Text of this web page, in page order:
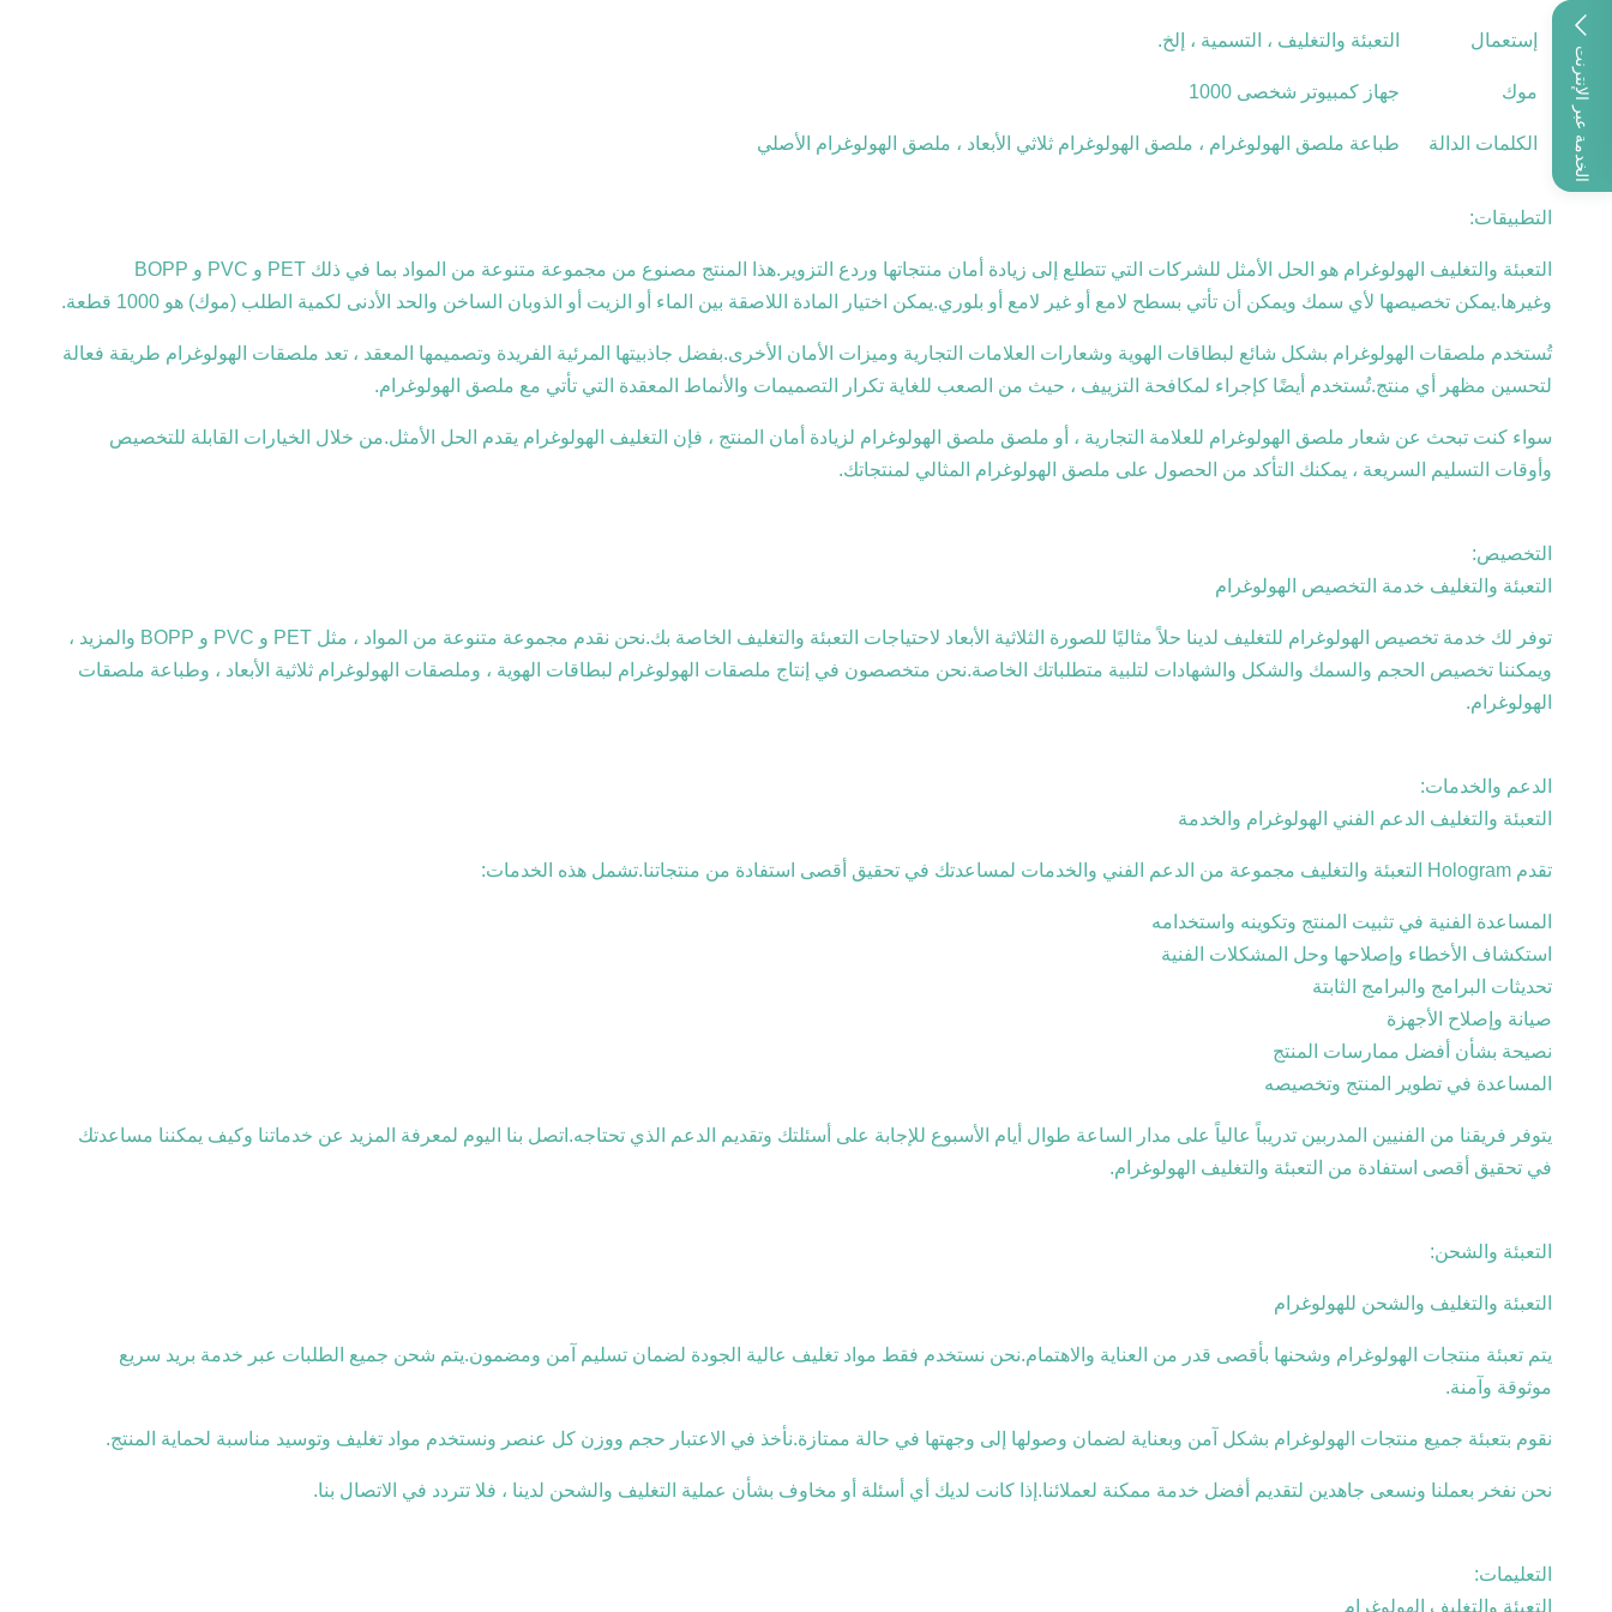
الخدمة عبر الإنترنت
إستعمال التعبئة والتغليف ، التسمية ، إلخ.
موك جهاز كمبيوتر شخصى 1000
الكلمات الدالة طباعة ملصق الهولوغرام ، ملصق الهولوغرام ثلاثي الأبعاد ، ملصق الهولوغرام الأصلي
التطبيقات:
التعبئة والتغليف الهولوغرام هو الحل الأمثل للشركات التي تتطلع إلى زيادة أمان منتجاتها وردع التزوير.هذا المنتج مصنوع من مجموعة متنوعة من المواد بما في ذلك PET و PVC و BOPP
وغيرها.يمكن تخصيصها لأي سمك ويمكن أن تأتي بسطح لامع أو غير لامع أو بلوري.يمكن اختيار المادة اللاصقة بين الماء أو الزيت أو الذوبان الساخن والحد الأدنى لكمية الطلب (موك) هو 1000 قطعة.
تُستخدم ملصقات الهولوغرام بشكل شائع لبطاقات الهوية وشعارات العلامات التجارية وميزات الأمان الأخرى.بفضل جاذبيتها المرئية الفريدة وتصميمها المعقد ، تعد ملصقات الهولوغرام طريقة فعالة
لتحسين مظهر أي منتج.تُستخدم أيضًا كإجراء لمكافحة التزييف ، حيث من الصعب للغاية تكرار التصميمات والأنماط المعقدة التي تأتي مع ملصق الهولوغرام.
سواء كنت تبحث عن شعار ملصق الهولوغرام للعلامة التجارية ، أو ملصق ملصق الهولوغرام لزيادة أمان المنتج ، فإن التغليف الهولوغرام يقدم الحل الأمثل.من خلال الخيارات القابلة للتخصيص
وأوقات التسليم السريعة ، يمكنك التأكد من الحصول على ملصق الهولوغرام المثالي لمنتجاتك.
التخصيص:
التعبئة والتغليف خدمة التخصيص الهولوغرام
توفر لك خدمة تخصيص الهولوغرام للتغليف لدينا حلاً مثاليًا للصورة الثلاثية الأبعاد لاحتياجات التعبئة والتغليف الخاصة بك.نحن نقدم مجموعة متنوعة من المواد ، مثل PET و PVC و BOPP والمزيد ،
ويمكننا تخصيص الحجم والسمك والشكل والشهادات لتلبية متطلباتك الخاصة.نحن متخصصون في إنتاج ملصقات الهولوغرام لبطاقات الهوية ، وملصقات الهولوغرام ثلاثية الأبعاد ، وطباعة ملصقات
الهولوغرام.
الدعم والخدمات:
التعبئة والتغليف الدعم الفني الهولوغرام والخدمة
تقدم Hologram التعبئة والتغليف مجموعة من الدعم الفني والخدمات لمساعدتك في تحقيق أقصى استفادة من منتجاتنا.تشمل هذه الخدمات:
المساعدة الفنية في تثبيت المنتج وتكوينه واستخدامه
استكشاف الأخطاء وإصلاحها وحل المشكلات الفنية
تحديثات البرامج والبرامج الثابتة
صيانة وإصلاح الأجهزة
نصيحة بشأن أفضل ممارسات المنتج
المساعدة في تطوير المنتج وتخصيصه
يتوفر فريقنا من الفنيين المدربين تدريباً عالياً على مدار الساعة طوال أيام الأسبوع للإجابة على أسئلتك وتقديم الدعم الذي تحتاجه.اتصل بنا اليوم لمعرفة المزيد عن خدماتنا وكيف يمكننا مساعدتك
في تحقيق أقصى استفادة من التعبئة والتغليف الهولوغرام.
التعبئة والشحن:
التعبئة والتغليف والشحن للهولوغرام
يتم تعبئة منتجات الهولوغرام وشحنها بأقصى قدر من العناية والاهتمام.نحن نستخدم فقط مواد تغليف عالية الجودة لضمان تسليم آمن ومضمون.يتم شحن جميع الطلبات عبر خدمة بريد سريع
موثوقة وآمنة.
نقوم بتعبئة جميع منتجات الهولوغرام بشكل آمن وبعناية لضمان وصولها إلى وجهتها في حالة ممتازة.نأخذ في الاعتبار حجم ووزن كل عنصر ونستخدم مواد تغليف وتوسيد مناسبة لحماية المنتج.
نحن نفخر بعملنا ونسعى جاهدين لتقديم أفضل خدمة ممكنة لعملائنا.إذا كانت لديك أي أسئلة أو مخاوف بشأن عملية التغليف والشحن لدينا ، فلا تتردد في الاتصال بنا.
التعليمات:
التعبئة والتغليف الهولوغرام